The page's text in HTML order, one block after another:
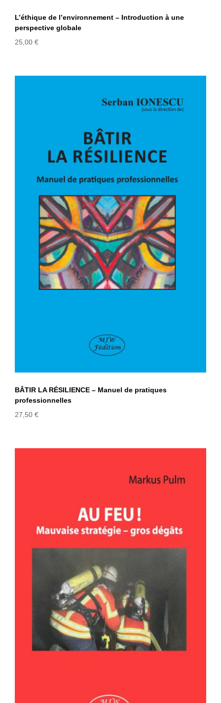
L’éthique de l’environnement – Introduction à une
perspective globale
25,00 €
BÂTIR LA RÉSILIENCE – Manuel de
pratiques professionnelles
BÂTIR LA RÉSILIENCE – Manuel de pratiques
professionnelles
27,50 €
AU FEU ! Mauvaise stratégie – gros
dégâts